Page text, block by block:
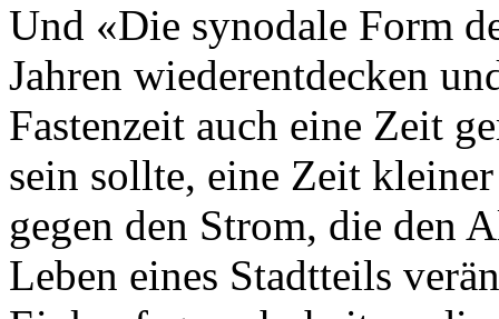
Und «Die synodale Form
Jahren wiederentdecken
Fastenzeit auch eine Zeit
sein sollte, eine Zeit
gegen den Strom, die den
Leben eines Stadtteils